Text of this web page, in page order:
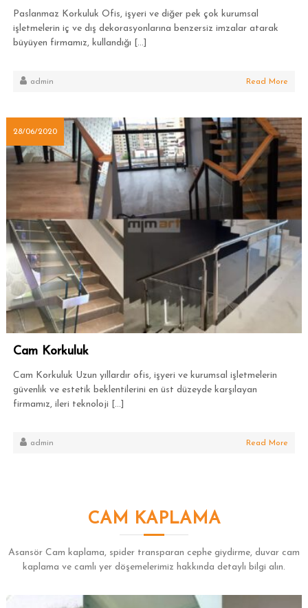
Paslanmaz Korkuluk Ofis, işyeri ve diğer pek çok kurumsal
işletmelerin iç ve dış dekorasyonlarına benzersiz imzalar atarak
büyüyen firmamız, kullandığı […]
admin Read More
28/06/2020
Cam Korkuluk
Cam Korkuluk Uzun yıllardır ofis, işyeri ve kurumsal işletmelerin
güvenlik ve estetik beklentilerini en üst düzeyde karşılayan
firmamız, ileri teknoloji […]
admin Read More
CAM KAPLAMA
Asansör Cam kaplama, spider transparan cephe giydirme, duvar cam
kaplama ve camlı yer döşemelerimiz hakkında detaylı bilgi alın.